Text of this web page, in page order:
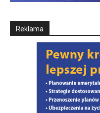
Reklama